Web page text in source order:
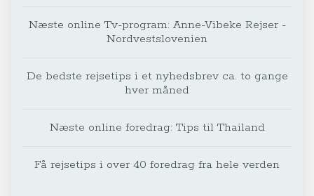
Næste online Tv-program: Anne-Vibeke Rejser -
Nordvestslovenien
De bedste rejsetips i et nyhedsbrev ca. to gange
hver måned
Næste online foredrag: Tips til Thailand
Få rejsetips i over 40 foredrag fra hele verden